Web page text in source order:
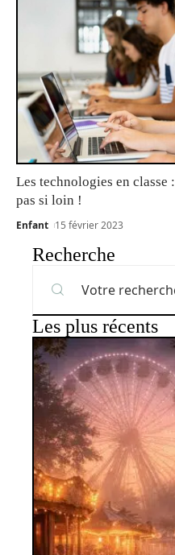
Les technologies en classe
pas si loin !
Enfant 15 février 2023
Recherche
Les plus récents